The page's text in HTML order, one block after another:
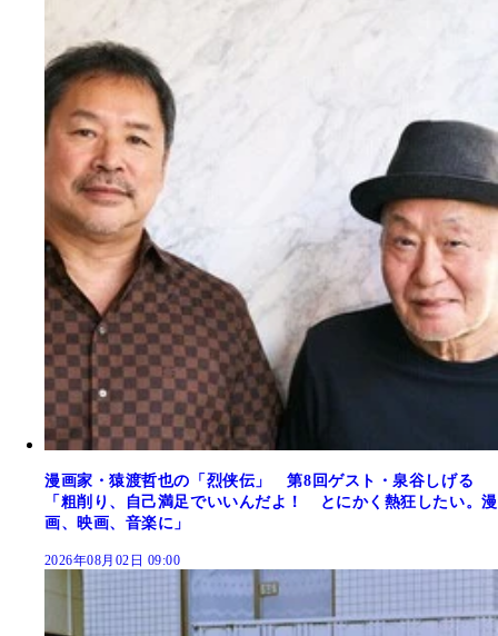
漫画家・猿渡哲也の「烈侠伝」 第8回ゲスト・泉谷しげる
「粗削り、自己満足でいいんだよ！ とにかく熱狂したい。漫
画、映画、音楽に」
2026年08月02日 09:00